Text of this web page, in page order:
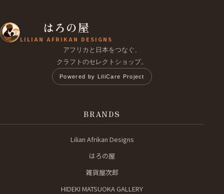
はろの屋
LILIAN AFRIKAN DESIGNS
アフリカと日本をつなぐ、
クラフトのセレクトショップ。
Powered by LiliCare Project
BRANDS
Lilian Afrikan Designs
はろの屋
雑貨屋次郎
HIDEKI MATSUOKA GALLERY